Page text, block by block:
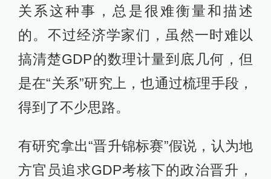
关系这种事，总是很难衡量和描述
的。不过经济学家们，虽然一时难以
搞清楚GDP的数理计量到底几何，但
是在“关系”研究上，也通过梳理手段，
得到了不少思路。
有研究拿出“晋升锦标赛”假说，认为地
方官员追求GDP考核下的政治晋升，